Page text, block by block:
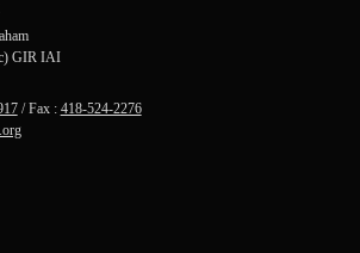
GIR IAI
/ Fax : 418-524-2276